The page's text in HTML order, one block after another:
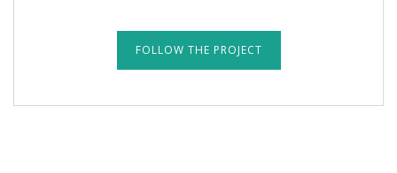
FOLLOW THE PROJECT